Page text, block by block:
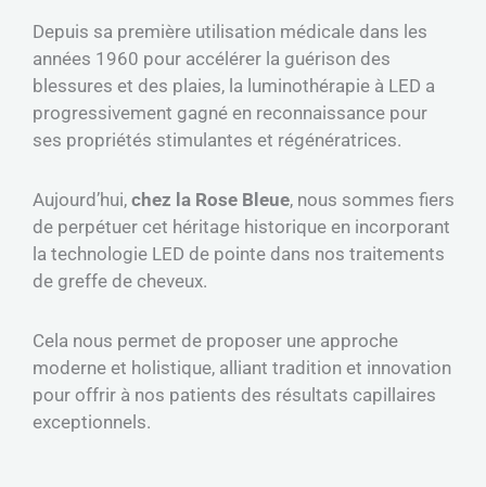
Depuis sa première utilisation médicale dans les
années 1960 pour accélérer la guérison des
blessures et des plaies, la luminothérapie à LED a
progressivement gagné en reconnaissance pour
ses propriétés stimulantes et régénératrices.
Aujourd’hui, chez la Rose Bleue, nous sommes fiers
de perpétuer cet héritage historique en incorporant
la technologie LED de pointe dans nos traitements
de greffe de cheveux.
Cela nous permet de proposer une approche
moderne et holistique, alliant tradition et innovation
pour offrir à nos patients des résultats capillaires
exceptionnels.